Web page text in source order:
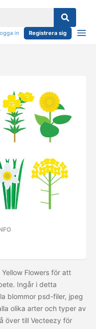
in Registrera sig
Flowers för att
Ingår i detta
blommor psd-filer, jpeg
olika arter och typer av
över till Vecteezy för